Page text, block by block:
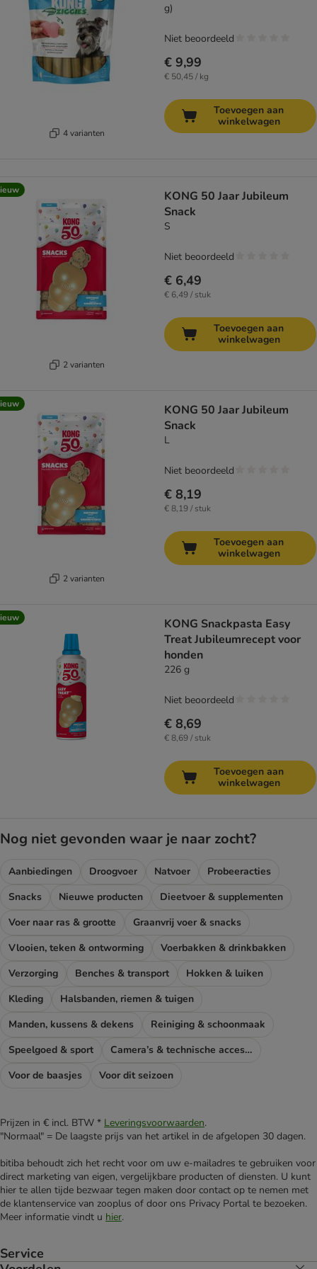
4 varianten
g)
€ 9,99
€ 50,45 / kg
Niet beoordeeld
Toevoegen aan
winkelwagen
2 varianten
KONG 50 Jaar Jubileum
Snack
S
€ 6,49
€ 6,49 / stuk
Niet beoordeeld
Toevoegen aan
winkelwagen
2 varianten
KONG 50 Jaar Jubileum
Snack
L
€ 8,19
€ 8,19 / stuk
Niet beoordeeld
Toevoegen aan
winkelwagen
KONG Snackpasta Easy
Treat Jubileumrecept voor
honden
226 g
€ 8,69
€ 8,69 / stuk
Niet beoordeeld
Toevoegen aan
winkelwagen
Nog niet gevonden waar je naar zocht?
Aanbiedingen Droogvoer Natvoer
Probeeracties
Snacks
Nieuwe producten
Dieetvoer & supplementen
Voer naar ras & grootte
Graanvrij voer & snacks
Vlooien, teken & ontworming
Voerbakken & drinkbakken
Verzorging
Benches & transport
Hokken & luiken
Kleding
Halsbanden, riemen & tuigen
Manden, kussens & dekens
Reiniging & schoonmaak
Speelgoed & sport
Camera’s & technische accessoires
Voor de baasjes
Voor dit seizoen
Prijzen in € incl. BTW * Leveringsvoorwaarden.
"Normaal" = De laagste prijs van het artikel in de afgelopen 30 dagen.
bitiba behoudt zich het recht voor om uw e-mailadres te gebruiken voor
direct marketing van eigen, vergelijkbare producten of diensten. U kunt
hier te allen tijde bezwaar tegen maken door contact op te nemen met
de klantenservice van zooplus of door ons Privacy Portal te bezoeken.
Meer informatie vindt u hier.
Service